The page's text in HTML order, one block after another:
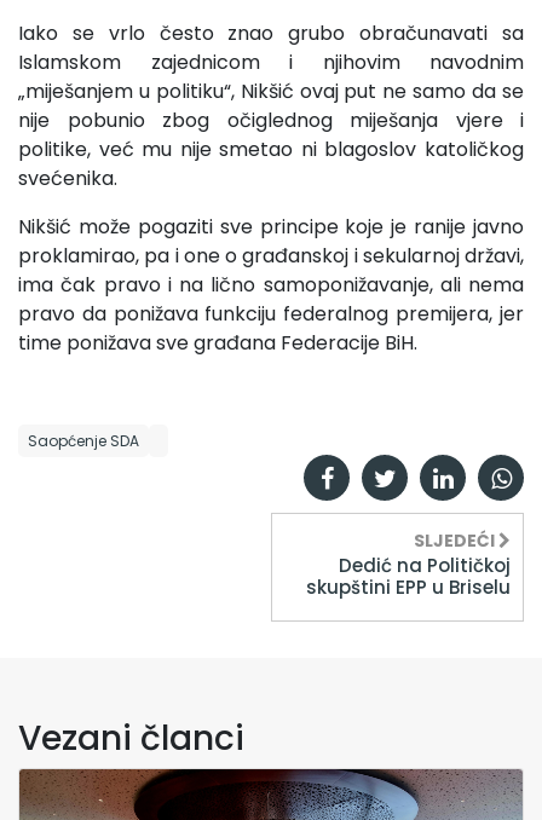
Iako se vrlo često znao grubo obračunavati sa
Islamskom zajednicom i njihovim navodnim
„miješanjem u politiku“, Nikšić ovaj put ne samo da se
nije pobunio zbog očiglednog miješanja vjere i
politike, već mu nije smetao ni blagoslov katoličkog
svećenika.
Nikšić može pogaziti sve principe koje je ranije javno
proklamirao, pa i one o građanskoj i sekularnoj državi,
ima čak pravo i na lično samoponižavanje, ali nema
pravo da ponižava funkciju federalnog premijera, jer
time ponižava sve građana Federacije BiH.
Saopćenje SDA
SLJEDEĆI
Dedić na Političkoj
skupštini EPP u Briselu
Vezani članci